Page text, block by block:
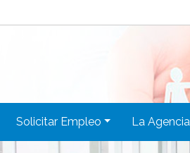
Solicitar Empleo La Agencia